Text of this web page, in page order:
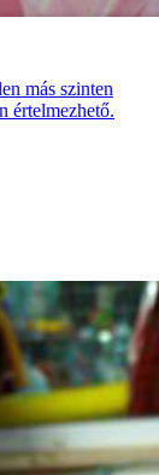
más szinten
értelmezhető.